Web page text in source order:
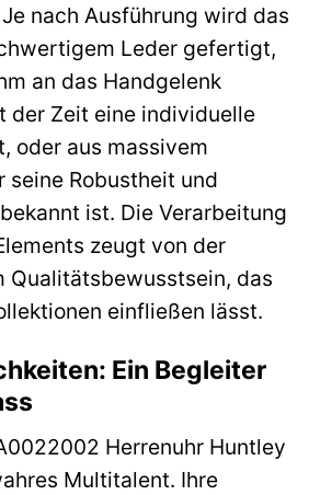
nach Ausführung wird das
Leder gefertigt,
an das Handgelenk
der Zeit eine individuelle
oder aus massivem
seine Robustheit und
ist. Die Verarbeitung
zeugt von der
Qualitätsbewusstsein, das
einfließen lässt.
Ein Begleiter
Herrenuhr Huntley
Multitalent. Ihre